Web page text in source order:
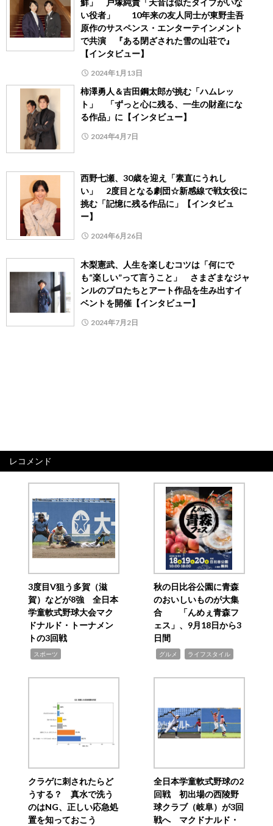
鮮」 戸塚純貴「天音は似たタイプがいな
い役者」 10年来の友人同士が東野圭吾
原作のサスペンス・エンターテインメント
で共演 『ある閉ざされた雪の山荘で』
【インタビュー】
2024年1月13日
柿澤勇人＆吉田鋼太郎が挑む「ハムレッ
ト」 「ずっと心に残る、一生の財産にな
る作品」に【インタビュー】
2024年4月7日
西野七瀬、30歳を迎え「素直にうれし
い」 2度目となる劇団☆新感線で戦女役に
挑む「記憶に残る作品に」【インタビュ
ー】
2024年6月26日
木梨憲武、人生を楽しむコツは「何にで
も“楽しい”って言うこと」 さまざまなジャ
ンルのプロたちとアート作品を生み出すイ
ベントを開催【インタビュー】
2024年7月2日
レコメンド
3度目V狙う多賀（滋
賀）などが8強 全日本
学童軟式野球大会マク
ドナルド・トーナメン
トの3回戦
スポーツ
秋の日比谷公園に青森
のおいしいものが大集
合 「んめぇ青森フ
ェス」、9月18日から3
日間
グルメ ライフスタイル
クラゲに刺されたらど
うする？ 真水で洗う
のはNG、正しい応急処
置を知っておこう
全日本学童軟式野球の2
回戦 初出場の西陵野
球クラブ（岐阜）が3回
戦へ マクドナルド・